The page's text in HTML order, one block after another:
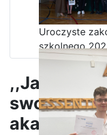
Uroczyste
szkolnego
,,Jak
swoją